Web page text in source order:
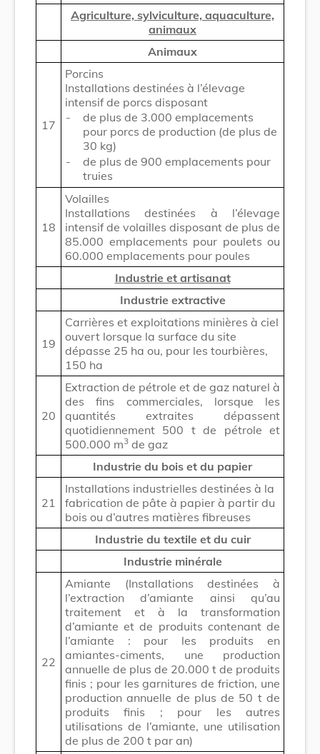
Agriculture, sylviculture, aquaculture,
animaux
Animaux
17
Porcins
Installations destinées à l’élevage
intensif de porcs disposant
-
de plus de 3.000 emplacements
pour porcs de production (de plus de
30 kg)
-
de plus de 900 emplacements pour
truies
18
Volailles
Installations destinées à l’élevage
intensif de volailles disposant de plus de
85.000 emplacements pour poulets ou
60.000 emplacements pour poules
Industrie et artisanat
Industrie extractive
19
Carrières et exploitations minières à ciel
ouvert lorsque la surface du site
dépasse 25 ha ou, pour les tourbières,
150 ha
20
Extraction de pétrole et de gaz naturel à
des fins commerciales, lorsque les
quantités extraites dépassent
quotidiennement 500 t de pétrole et
500.000 m3 de gaz
Industrie du bois et du papier
21
Installations industrielles destinées à la
fabrication de pâte à papier à partir du
bois ou d’autres matières fibreuses
Industrie du textile et du cuir
Industrie minérale
22
Amiante (Installations destinées à
l’extraction d’amiante ainsi qu’au
traitement et à la transformation
d’amiante et de produits contenant de
l’amiante : pour les produits en
amiantes-ciments, une production
annuelle de plus de 20.000 t de produits
finis ; pour les garnitures de friction, une
production annuelle de plus de 50 t de
produits finis ; pour les autres
utilisations de l’amiante, une utilisation
de plus de 200 t par an)